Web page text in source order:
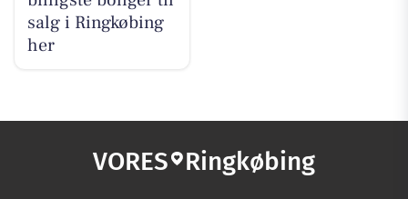
salg i Ringkøbing
her
VORES Ringkøbing